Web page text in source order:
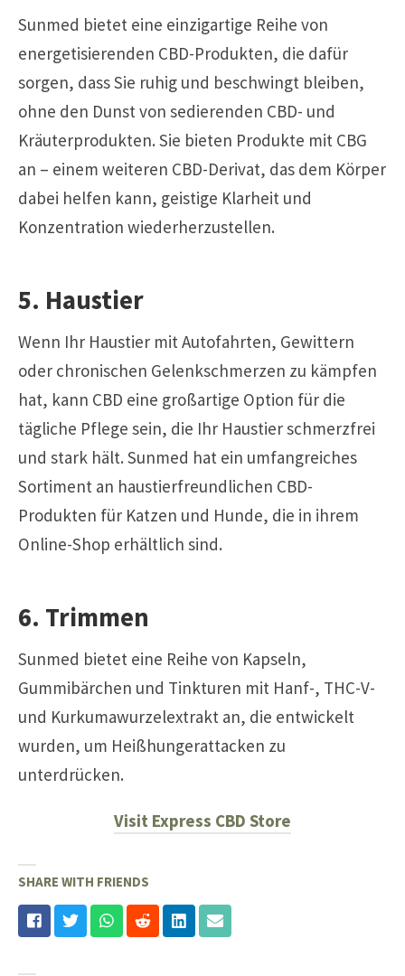
Sunmed bietet eine einzigartige Reihe von
energetisierenden CBD-Produkten, die dafür
sorgen, dass Sie ruhig und beschwingt bleiben,
ohne den Dunst von sedierenden CBD- und
Kräuterprodukten. Sie bieten Produkte mit CBG
an – einem weiteren CBD-Derivat, das dem Körper
dabei helfen kann, geistige Klarheit und
Konzentration wiederherzustellen.
5. Haustier
Wenn Ihr Haustier mit Autofahrten, Gewittern
oder chronischen Gelenkschmerzen zu kämpfen
hat, kann CBD eine großartige Option für die
tägliche Pflege sein, die Ihr Haustier schmerzfrei
und stark hält. Sunmed hat ein umfangreiches
Sortiment an haustierfreundlichen CBD-
Produkten für Katzen und Hunde, die in ihrem
Online-Shop erhältlich sind.
6. Trimmen
Sunmed bietet eine Reihe von Kapseln,
Gummibärchen und Tinkturen mit Hanf-, THC-V-
und Kurkumawurzelextrakt an, die entwickelt
wurden, um Heißhungerattacken zu
unterdrücken.
Visit Express CBD Store
SHARE WITH FRIENDS